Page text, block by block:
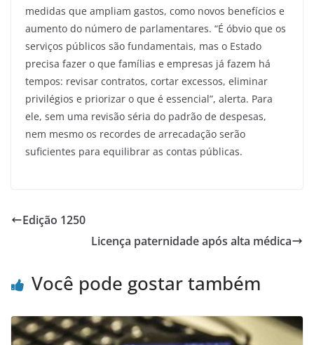
medidas que ampliam gastos, como novos benefícios e
aumento do número de parlamentares. “É óbvio que os
serviços públicos são fundamentais, mas o Estado
precisa fazer o que famílias e empresas já fazem há
tempos: revisar contratos, cortar excessos, eliminar
privilégios e priorizar o que é essencial”, alerta. Para
ele, sem uma revisão séria do padrão de despesas,
nem mesmo os recordes de arrecadação serão
suficientes para equilibrar as contas públicas.
Edição 1250
Licença paternidade após alta médica
Você pode gostar também